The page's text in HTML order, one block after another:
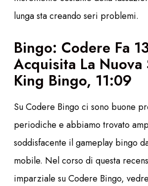
lunga sta creando seri problemi.
Bingo: Codere Fa
Acquisita La Nuova
King Bingo, 11:09
Su Codere Bingo ci sono buone
periodiche e abbiamo trovato
soddisfacente il gameplay bingo
mobile. Nel corso di questa
imparziale su Codere Bingo,